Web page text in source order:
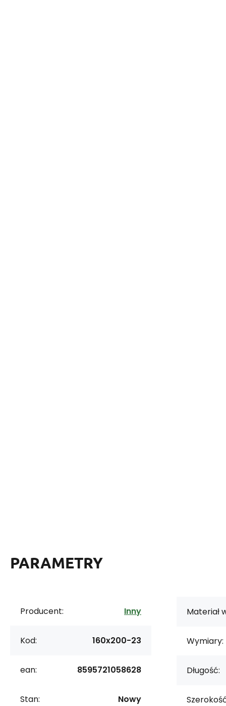
PARAMETRY
Producent: Inny
Kod: 160x200-23
ean: 8595721058628
Stan: Nowy
Materiał
Wymiary:
Długość: